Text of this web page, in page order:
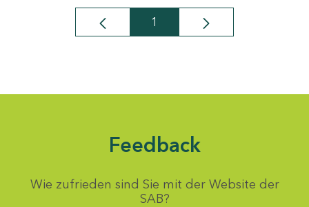
Seite
1
Feedback
Wie zufrieden sind Sie mit der Website der
SAB?